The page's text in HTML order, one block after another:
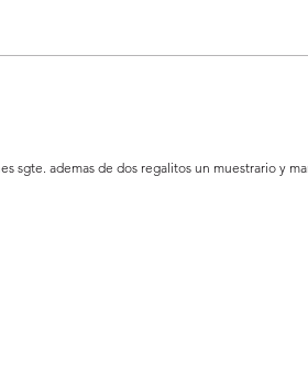
sgte. ademas de dos regalitos un muestrario y